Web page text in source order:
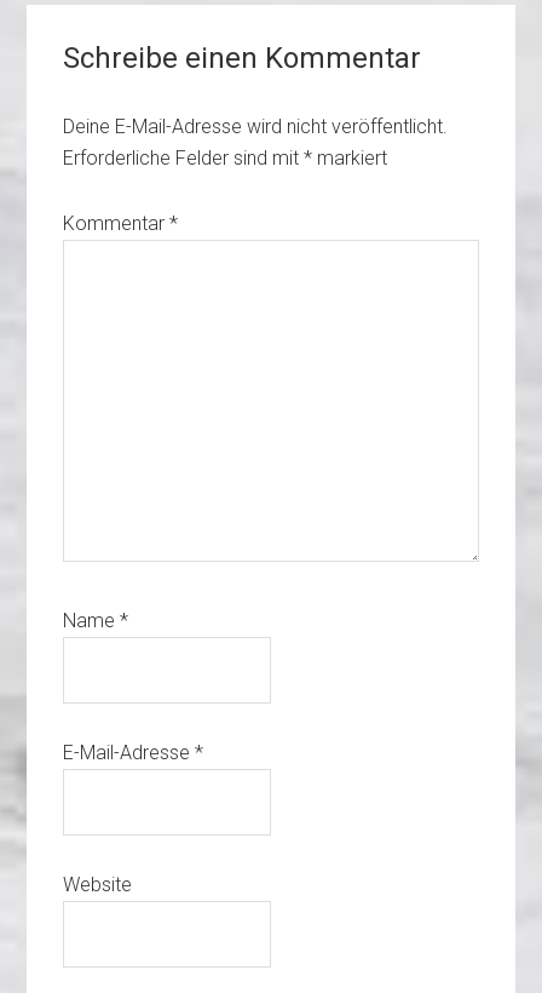
p
r
Interaktionen
Schreibe einen Kommentar
Deine E-Mail-Adresse wird nicht veröffentlicht.
Erforderliche Felder sind mit* markiert
Kommentar*
Name*
E-Mail-Adresse*
Website